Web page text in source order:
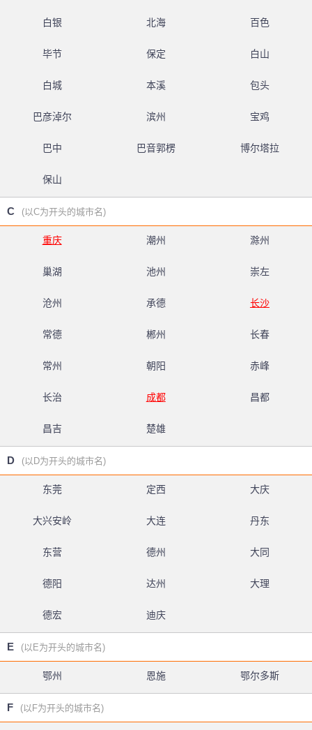
白银 北海 百色
毕节 保定 白山
白城 本溪 包头
巴彦淖尔 滨州 宝鸡
巴中 巴音郭楞 博尔塔拉
保山
C (以C为开头的城市名)
重庆 潮州 滁州
巢湖 池州 崇左
沧州 承德 长沙
常德 郴州 长春
常州 朝阳 赤峰
长治 成都 昌都
昌吉 楚雄
D (以D为开头的城市名)
东莞 定西 大庆
大兴安岭 大连 丹东
东营 德州 大同
德阳 达州 大理
德宏 迪庆
E (以E为开头的城市名)
鄂州 恩施 鄂尔多斯
F (以F为开头的城市名)